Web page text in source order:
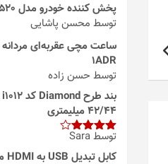
پخش کننده خودرو مدل 520-BT
توسط محسن پاشایی
1ADR
توسط حسن زاده
42/44 میلیمتری
امتیاز4
از 5
توسط Sara
کابل تبدیل USB به HDMI مدل 3in1 HDTV 7562